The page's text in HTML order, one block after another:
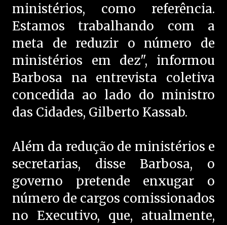
ministérios, como referência.
Estamos trabalhando com a
meta de reduzir o número de
ministérios em dez", informou
Barbosa na entrevista coletiva
concedida ao lado do ministro
das Cidades, Gilberto Kassab.
Além da redução de ministérios e
secretarias, disse Barbosa, o
governo pretende enxugar o
número de cargos comissionados
no Executivo, que, atualmente,